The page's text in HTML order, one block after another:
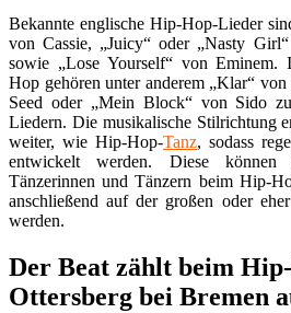
Bekannte englische Hip-Hop-Lieder
von Cassie, „Juicy“ oder „Nasty
sowie „Lose Yourself“ von Eminem.
Hop gehören unter anderem „Klar“
Seed oder „Mein Block“ von Sido
Liedern. Die musikalische Stilrichtung
weiter, wie Hip-Hop-Tanz, sodass
entwickelt werden. Diese können
Tänzerinnen und Tänzern beim Hip-
anschließend auf der großen oder
werden.
Der Beat zählt beim
Ottersberg bei Bremen